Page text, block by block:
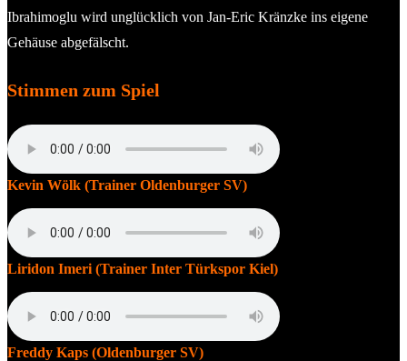
Ibrahimoglu wird unglücklich von Jan-Eric Kränzke ins eigene
Gehäuse abgefälscht.
Stimmen zum Spiel
Kevin Wölk (Trainer Oldenburger SV)
Liridon Imeri (Trainer Inter Türkspor Kiel)
Freddy Kaps (Oldenburger SV)